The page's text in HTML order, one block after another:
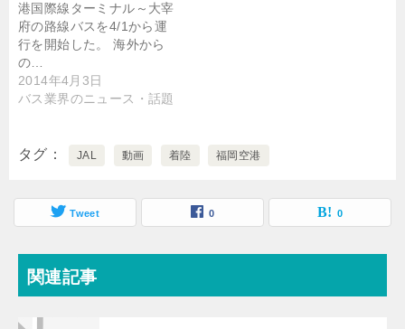
港国際線ターミナル～大宰
府の路線バスを4/1から運
行を開始した。 海外から
の…
2014年4月3日
バス業界のニュース・話題
タグ JAL 動画 着陸 福岡空港
Tweet 0 0
関連記事